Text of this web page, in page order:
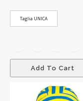
Taglia UNICA
Add To Cart